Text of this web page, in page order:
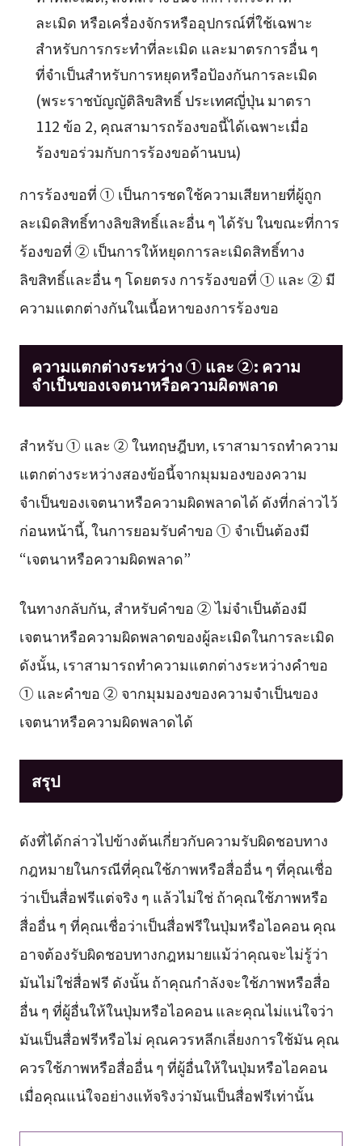
ละเมิด หรือเครื่องจักรหรืออุปกรณ์ที่ใช้เฉพาะ
สำหรับการกระทำที่ละเมิด และมาตรการอื่น ๆ
ที่จำเป็นสำหรับการหยุดหรือป้องกันการละเมิด
(พระราชบัญญัติลิขสิทธิ์ ประเทศญี่ปุ่น มาตรา
112 ข้อ 2, คุณสามารถร้องขอนี้ได้เฉพาะเมื่อ
ร้องขอร่วมกับการร้องขอด้านบน)
การร้องขอที่ ① เป็นการชดใช้ความเสียหายที่ผู้ถูก
ละเมิดสิทธิ์ทางลิขสิทธิ์และอื่น ๆ ได้รับ ในขณะที่การ
ร้องขอที่ ② เป็นการให้หยุดการละเมิดสิทธิ์ทาง
ลิขสิทธิ์และอื่น ๆ โดยตรง การร้องขอที่ ① และ ② มี
ความแตกต่างกันในเนื้อหาของการร้องขอ
ความแตกต่างระหว่าง ① และ ②: ความ
จำเป็นของเจตนาหรือความผิดพลาด
สำหรับ ① และ ② ในทฤษฎีบท, เราสามารถทำความ
แตกต่างระหว่างสองข้อนี้จากมุมมองของความ
จำเป็นของเจตนาหรือความผิดพลาดได้ ดังที่กล่าวไว้
ก่อนหน้านี้, ในการยอมรับคำขอ ① จำเป็นต้องมี
“เจตนาหรือความผิดพลาด”
ในทางกลับกัน, สำหรับคำขอ ② ไม่จำเป็นต้องมี
เจตนาหรือความผิดพลาดของผู้ละเมิดในการละเมิด
ดังนั้น, เราสามารถทำความแตกต่างระหว่างคำขอ
① และคำขอ ② จากมุมมองของความจำเป็นของ
เจตนาหรือความผิดพลาดได้
สรุป
ดังที่ได้กล่าวไปข้างต้นเกี่ยวกับความรับผิดชอบทาง
กฎหมายในกรณีที่คุณใช้ภาพหรือสื่ออื่น ๆ ที่คุณเชื่อ
ว่าเป็นสื่อฟรีแต่จริง ๆ แล้วไม่ใช่ ถ้าคุณใช้ภาพหรือ
สื่ออื่น ๆ ที่คุณเชื่อว่าเป็นสื่อฟรีในปุ่มหรือไอคอน คุณ
อาจต้องรับผิดชอบทางกฎหมายแม้ว่าคุณจะไม่รู้ว่า
มันไม่ใช่สื่อฟรี ดังนั้น ถ้าคุณกำลังจะใช้ภาพหรือสื่อ
อื่น ๆ ที่ผู้อื่นให้ในปุ่มหรือไอคอน และคุณไม่แน่ใจว่า
มันเป็นสื่อฟรีหรือไม่ คุณควรหลีกเลี่ยงการใช้มัน คุณ
ควรใช้ภาพหรือสื่ออื่น ๆ ที่ผู้อื่นให้ในปุ่มหรือไอคอน
เมื่อคุณแน่ใจอย่างแท้จริงว่ามันเป็นสื่อฟรีเท่านั้น